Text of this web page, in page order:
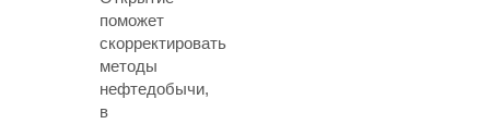
поможет
скорректировать
методы
нефтедобычи,
в